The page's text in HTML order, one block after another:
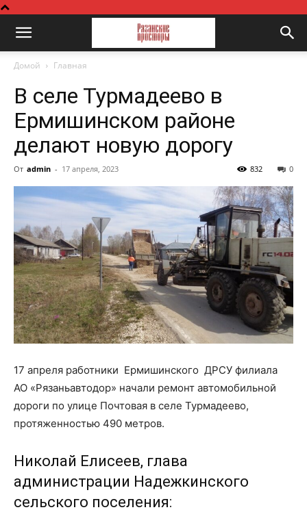
Домой Главная
В селе Турмадеево в
Ермишинском районе
делают новую дорогу
От admin - 17 апреля, 2023 0
832
17 апреля работники Ермишинского ДРСУ филиала
АО «Рязаньавтодор» начали ремонт автомобильной
дороги по улице Почтовая в селе Турмадеево,
протяженностью 490 метров.
Николай Елисеев, глава
администрации Надежкинского
сельского поселения: